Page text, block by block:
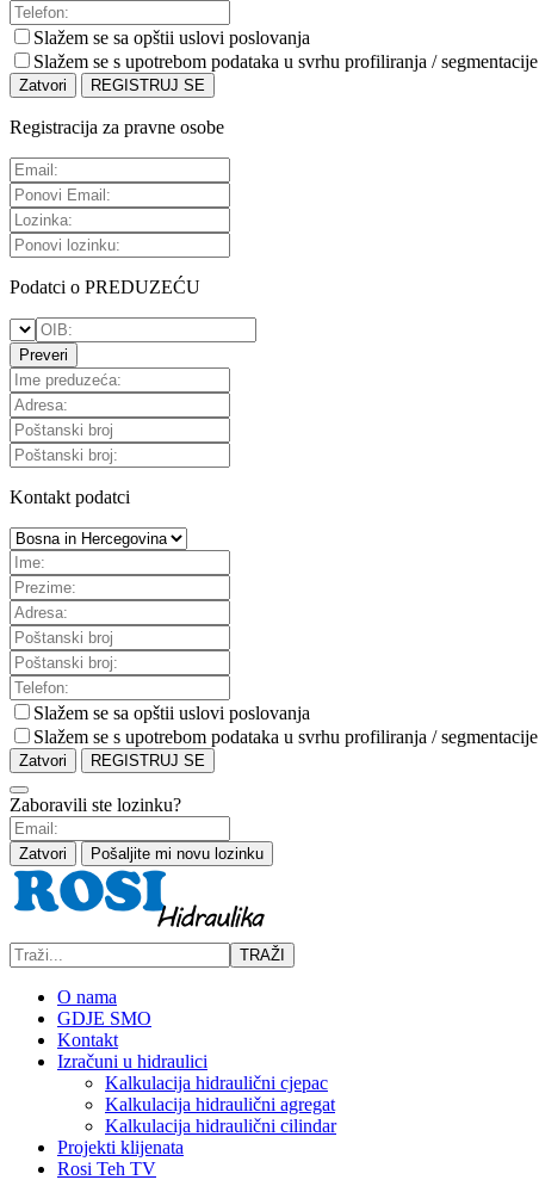
Slažem se sa opštii uslovi poslovanja
Slažem se s upotrebom podataka u svrhu profiliranja / segmentacije
Zatvori REGISTRUJ SE
Registracija za pravne osobe
Podatci o PREDUZEĆU
Preveri
Kontakt podatci
Slažem se sa opštii uslovi poslovanja
Slažem se s upotrebom podataka u svrhu profiliranja / segmentacije
Zatvori REGISTRUJ SE
Zaboravili ste lozinku?
Zatvori Pošaljite mi novu lozinku
TRAŽI
O nama
GDJE SMO
Kontakt
Izračuni u hidraulici
Kalkulacija hidraulični cjepac
Kalkulacija hidraulični agregat
Kalkulacija hidraulični cilindar
Projekti klijenata
Rosi Teh TV